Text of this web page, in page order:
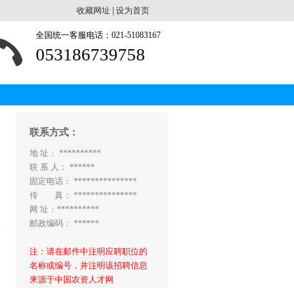
收藏网址 设为首页
全国统一客服电话：021-51083167
053186739758
联系方式：
地 址： **********
联 系 人： ******
固定电话： ***************
传 真： ***************
网 址：**********
邮政编码： ******
注：请在邮件中注明应聘职位的
名称或编号，并注明该招聘信息
来源于中国农资人才网